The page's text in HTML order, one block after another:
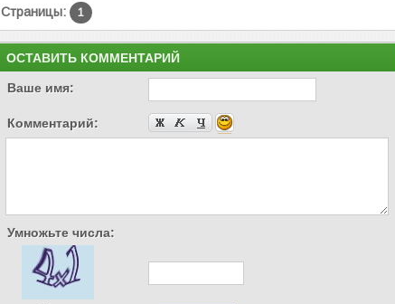
Страницы: 1
ОСТАВИТЬ КОММЕНТАРИЙ
Ваше имя:
Комментарий:
Умножьте числа: